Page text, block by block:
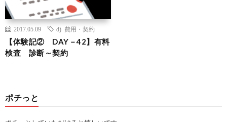
2017.05.09 d) 費用・契約
【体験記② DAY－42】有料
検査 診断～契約
ポチっと